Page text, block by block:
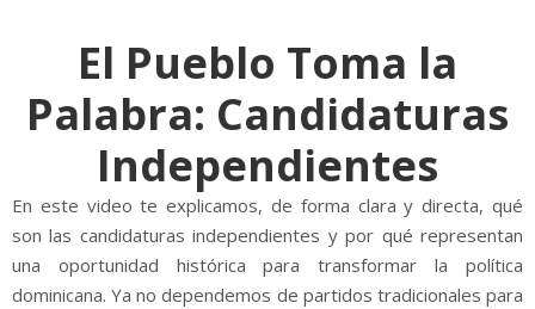
El Pueblo Toma la
Palabra: Candidaturas
Independientes
En este video te explicamos, de forma clara y directa, qué
son las candidaturas independientes y por qué representan
una oportunidad histórica para transformar la política
dominicana. Ya no dependemos de partidos tradicionales para